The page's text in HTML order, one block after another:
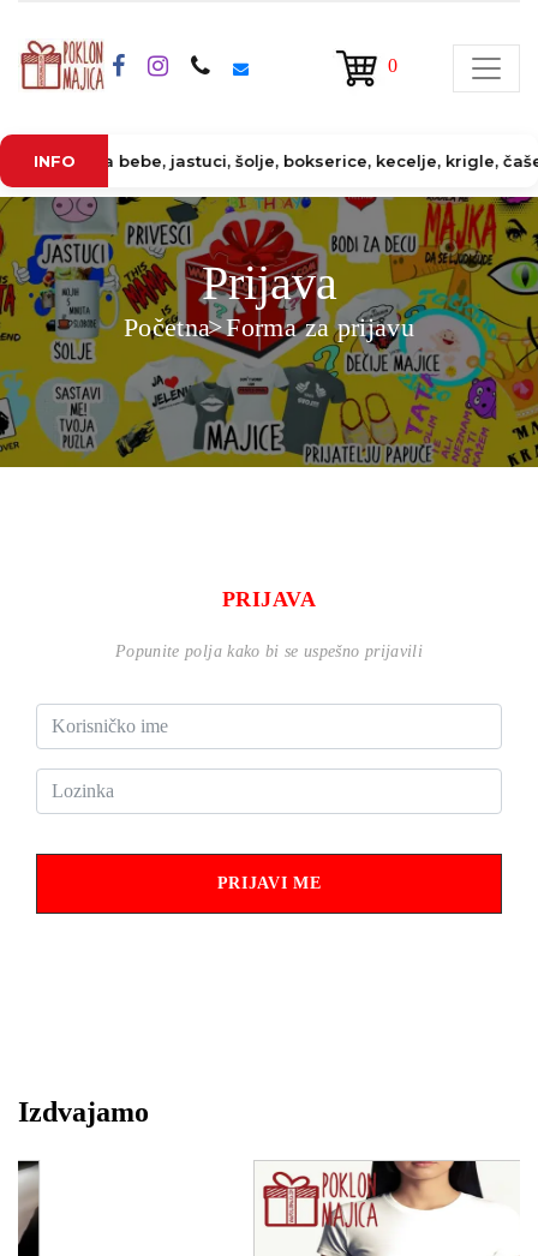
0
INFO
bodi za bebe, jastuci, šolje, bokserice, kecelje, krigle,
Prijava
Početna Forma za prijavu
PRIJAVA
Popunite polja kako bi se uspešno prijavili
PRIJAVI ME
Izdvajamo